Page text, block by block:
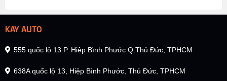
KAY AUTO
555 quốc lộ 13 P. Hiệp Bình Phước Q.Thủ Đức, TPHCM
638A quốc lộ 13, Hiệp Bình Phước, Thủ Đức, TPHCM